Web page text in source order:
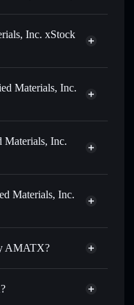
Inc. xStock
Inc. xStock
Materials, Inc.
Inc. xStock
Materials, Inc.
Materials, Inc.
AMATX?